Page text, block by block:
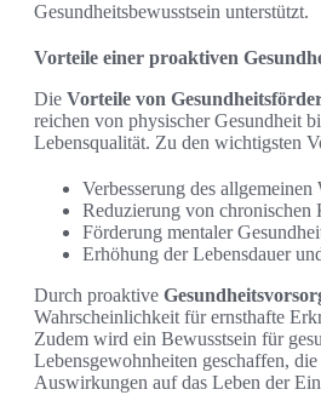
Gesundheitsbewusstsein unterstützt.
Vorteile einer proaktiven
Die Vorteile von
reichen von physischer Gesundheit
Lebensqualität. Zu den wichtigsten
Verbesserung des
Reduzierung von chronischen
Förderung mentaler
Erhöhung der Lebensdauer
Durch proaktive
Wahrscheinlichkeit für ernsthafte
Zudem wird ein Bewusstsein für
Lebensgewohnheiten geschaffen,
Auswirkungen auf das Leben der